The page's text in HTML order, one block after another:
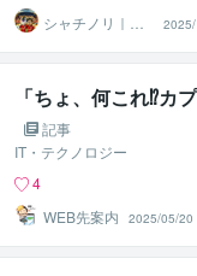
シャチノリ｜OR
CA LAB代表
「ちょ、何これ⁉️カ
記事
IT・テクノロジー
4
WEB先案内
2025/05/20